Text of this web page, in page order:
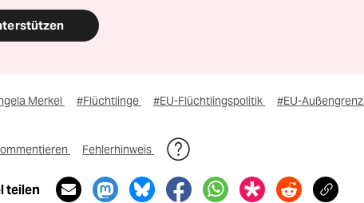
Merkel #Flüchtlinge #EU-Flüchtlingspolitik #EU-
Fehlerhinweis
teilen